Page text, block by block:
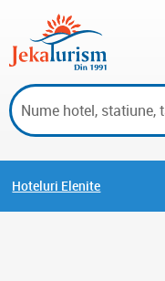
Hoteluri Elenite